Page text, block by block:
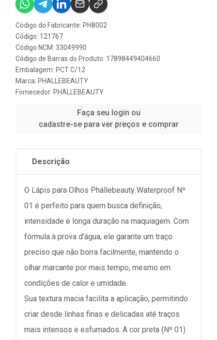
Código do Fabricante: PH8002
Código: 121767
Código NCM: 33049990
Código de Barras do Produto: 17898449404660
Embalagem: PCT C/12
Marca: PHALLEBEAUTY
Fornecedor: PHALLEBEAUTY
Faça seu login ou
cadastre-se para ver preços e comprar
Descrição
O Lápis para Olhos Phállebeauty Waterproof Nº
01 é perfeito para quem busca definição,
intensidade e longa duração na maquiagem. Com
fórmula à prova d’água, ele garante um traço
preciso que não borra facilmente, mantendo o
olhar marcante por mais tempo, mesmo em
condições de calor e umidade.
Sua textura macia facilita a aplicação, permitindo
criar desde linhas finas e delicadas até traços
mais intensos e esfumados. A cor preta (Nº 01)